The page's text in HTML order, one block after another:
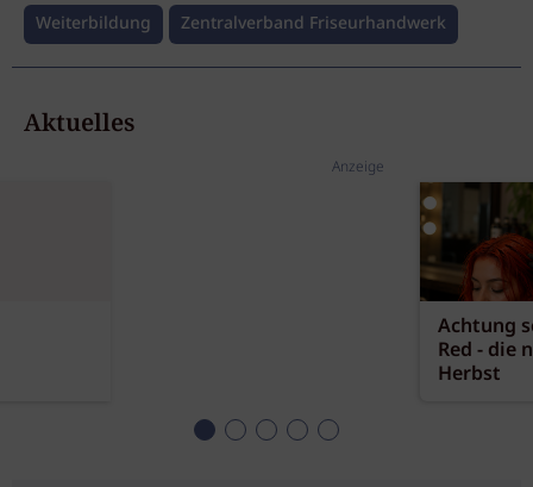
Weiterbildung Zentralverband Friseurhandwerk
Aktuelles
Anzeige
Achtung
Red - die
Herbst